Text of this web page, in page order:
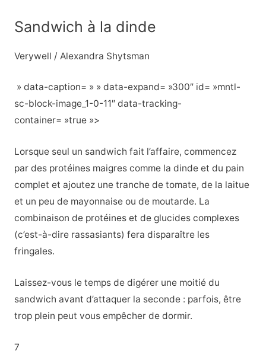
Sandwich à la dinde
Verywell / Alexandra Shytsman
» data-caption= » » data-expand= »300″ id= »mntl-
sc-block-image_1-0-11″ data-tracking-
container= »true »>
Lorsque seul un sandwich fait l’affaire, commencez
par des protéines maigres comme la dinde et du pain
complet et ajoutez une tranche de tomate, de la laitue
et un peu de mayonnaise ou de moutarde. La
combinaison de protéines et de glucides complexes
(c’est-à-dire rassasiants) fera disparaître les
fringales.
Laissez-vous le temps de digérer une moitié du
sandwich avant d’attaquer la seconde : parfois, être
trop plein peut vous empêcher de dormir.
7